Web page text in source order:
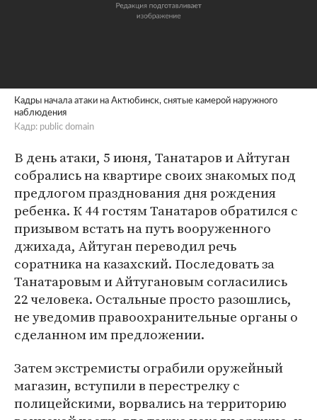
Кадры начала атаки на Актюбинск, снятые камерой наружного
наблюдения
Кадр: public domain
В день атаки, 5 июня, Танатаров и Айтуган
собрались на квартире своих знакомых под
предлогом празднования дня рождения
ребенка. К 44 гостям Танатаров обратился с
призывом встать на путь вооруженного
джихада, Айтуган переводил речь
соратника на казахский. Последовать за
Танатаровым и Айтугановым согласились
22 человека. Остальные просто разошлись,
не уведомив правоохранительные органы о
сделанном им предложении.
Затем экстремисты ограбили оружейный
магазин, вступили в перестрелку с
полицейскими, ворвались на территорию